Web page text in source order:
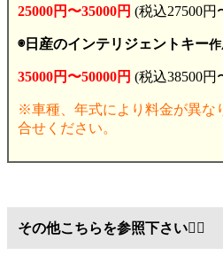
25000円〜35000円 (税込27500円
◉日産のインテリジェントキー
35000円〜50000円 (税込38500円
※車種、年式により料金が異な
合せください。
その他こちらを参照下さい💁‍♂️